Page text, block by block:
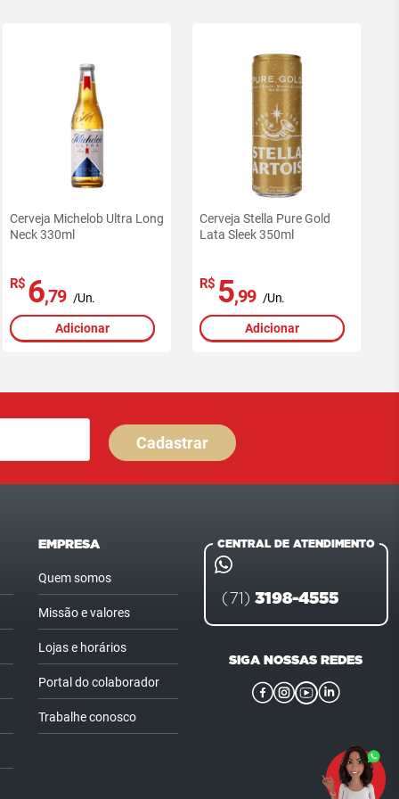
Cerveja Michelob Ultra Long
Neck 330ml
R$ 6,79 /Un.
Adicionar
Cerveja Stella Pure Gold
Lata Sleek 350ml
R$ 5,99 /Un.
Adicionar
Cadastrar
EMPRESA
Quem somos
Missão e valores
Lojas e horários
Portal do colaborador
Trabalhe conosco
CENTRAL DE ATENDIMENTO
(71) 3198-4555
SIGA NOSSAS REDES